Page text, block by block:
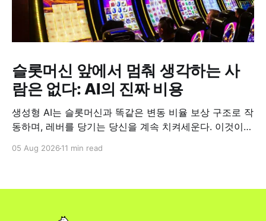
슬롯머신 앞에서 멈춰 생각하는 사
람은 없다: AI의 진짜 비용
생성형 AI는 슬롯머신과 똑같은 변동 비율 보상 구조로 작
동하며, 레버를 당기는 당신을 계속 치켜세운다. 이것이
05 Aug 2026 11 min read